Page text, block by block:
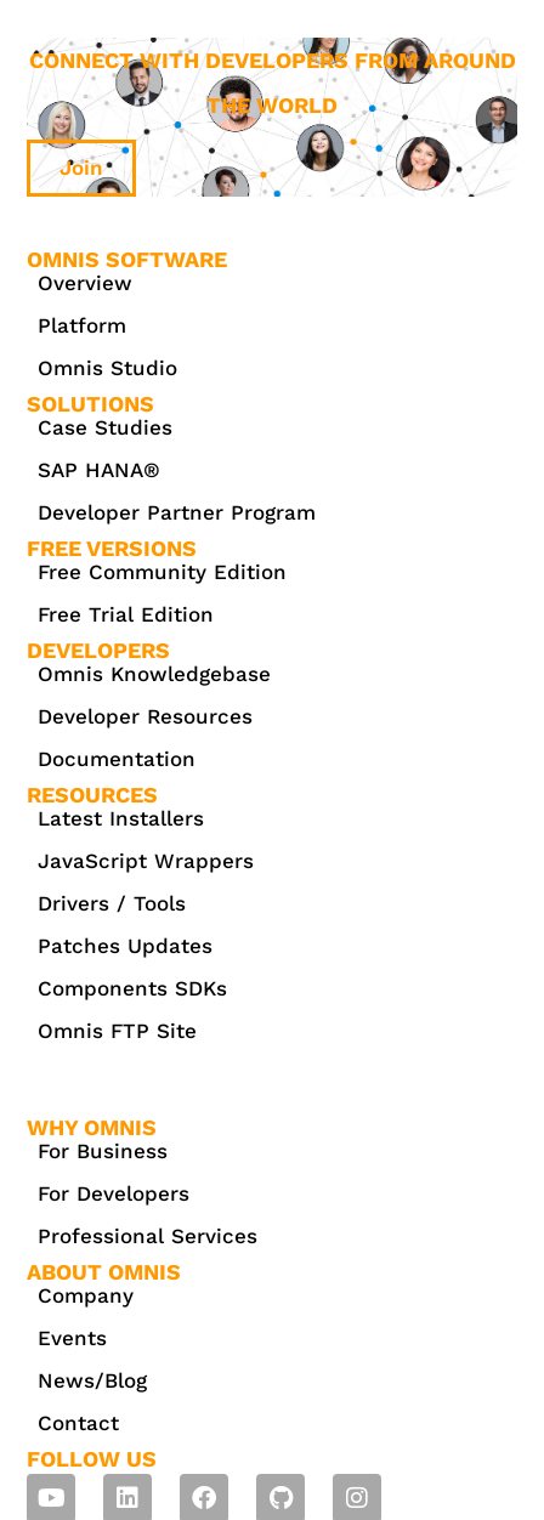
CONNECT WITH DEVELOPERS FROM AROUND
THE WORLD
Join
OMNIS SOFTWARE
Overview
Platform
Omnis Studio
SOLUTIONS
Case Studies
SAP HANA®
Developer Partner Program
FREE VERSIONS
Free Community Edition
Free Trial Edition
DEVELOPERS
Omnis Knowledgebase
Developer Resources
Documentation
RESOURCES
Latest Installers
JavaScript Wrappers
Drivers / Tools
Patches Updates
Components SDKs
Omnis FTP Site
WHY OMNIS
For Business
For Developers
Professional Services
ABOUT OMNIS
Company
Events
News/Blog
Contact
FOLLOW US